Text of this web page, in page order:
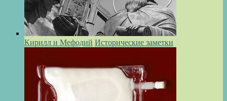
Кирилл и Мефодий Исторические заметки